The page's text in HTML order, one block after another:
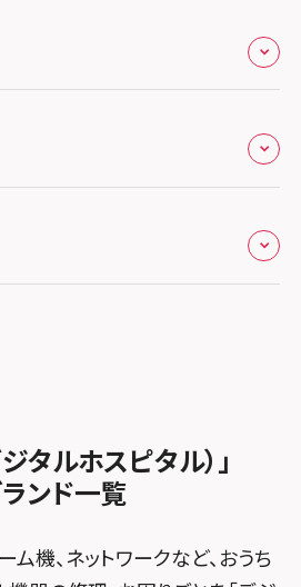
デジタルベース川口元郷
大宮
ル蒲生
ルル新越谷
ル草加花栗
ルル東川口
ルル松戸五香
屋駅前
屋金山
府
杷島
張旭
が丘
日井勝川
ンタウン茨木太田
道オペラパーク
阪ロンモール布施
駅前
デジホ マークイズ福岡もも
天神
下通
モバイル大分府内町
ー
修理
タルホスピタル）」
ンド一覧
ム機、ネットワークなど、おうち